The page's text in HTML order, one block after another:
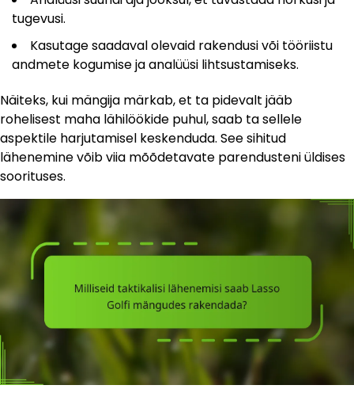
tugevusi.
Kasutage saadaval olevaid rakendusi või tööriistu
andmete kogumise ja analüüsi lihtsustamiseks.
Näiteks, kui mängija märkab, et ta pidevalt jääb
rohelisest maha lähilöökide puhul, saab ta sellele
aspektile harjutamisel keskenduda. See sihitud
lähenemine võib viia mõõdetavate parendusteni üldises
soorituses.